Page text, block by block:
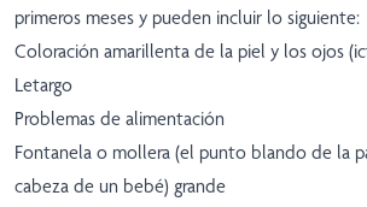
primeros meses y pueden incluir lo siguiente:
Coloración amarillenta de la piel y los ojos
Letargo
Problemas de alimentación
Fontanela o mollera (el punto blando de la
cabeza de un bebé) grande